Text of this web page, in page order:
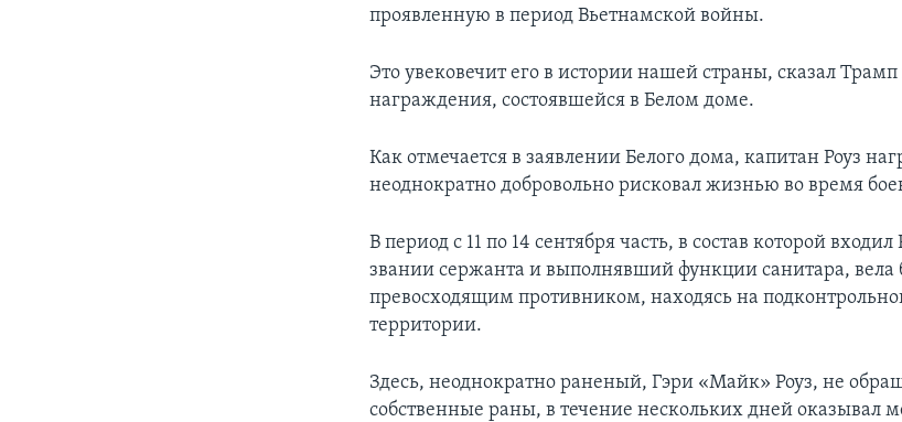
проявленную в период Вьетнамской войны.
Это увековечит его в истории нашей страны, сказал
награждения, состоявшейся в Белом доме.
Как отмечается в заявлении Белого дома, капитан Роуз
неоднократно добровольно рисковал жизнью во время
В период с 11 по 14 сентября часть, в состав которой
звании сержанта и выполнявший функции санитара, вела
превосходящим противником, находясь на
территории.
Здесь, неоднократно раненый, Гэри «Майк» Роуз, не
собственные раны, в течение нескольких дней оказывал